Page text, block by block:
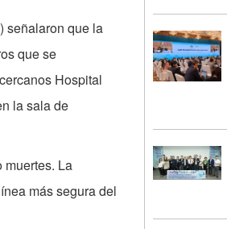
señalaron que la
que se
Hospital
la sala de
muertes. La
más segura del